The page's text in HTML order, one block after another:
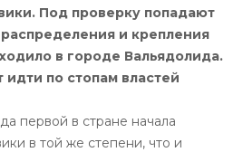
Под проверку попадают
и крепления
в городе Вальядолида.
идти по стопам властей
первой в стране начала
в той же степени, что и